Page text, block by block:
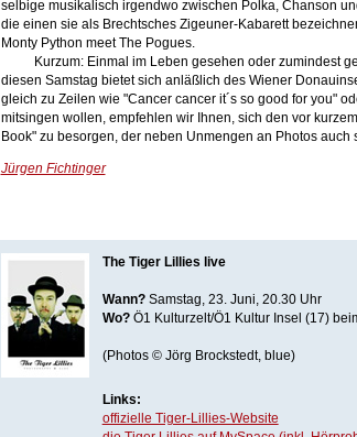
selbige musikalisch irgendwo zwischen Polka, Chanson
die einen sie als Brechtsches Zigeuner-Kabarett
Monty Python meet The Pogues.
Kurzum: Einmal im Leben gesehen oder zumindest
diesen Samstag bietet sich anläßlich des Wiener
gleich zu Zeilen wie "Cancer cancer it´s so good for you"
mitsingen wollen, empfehlen wir Ihnen, sich den vor
Book" zu besorgen, der neben Unmengen an Photos auch
Jürgen Fichtinger
The Tiger Lillies live
Wann?Samstag, 23. Juni, 20.30 Uhr
Wo?Ö1 Kulturzelt/Ö1 Kultur Insel (17)
(Photos © Jörg Brockstedt, blue)
Links:
offizielle Tiger-Lillies-Website